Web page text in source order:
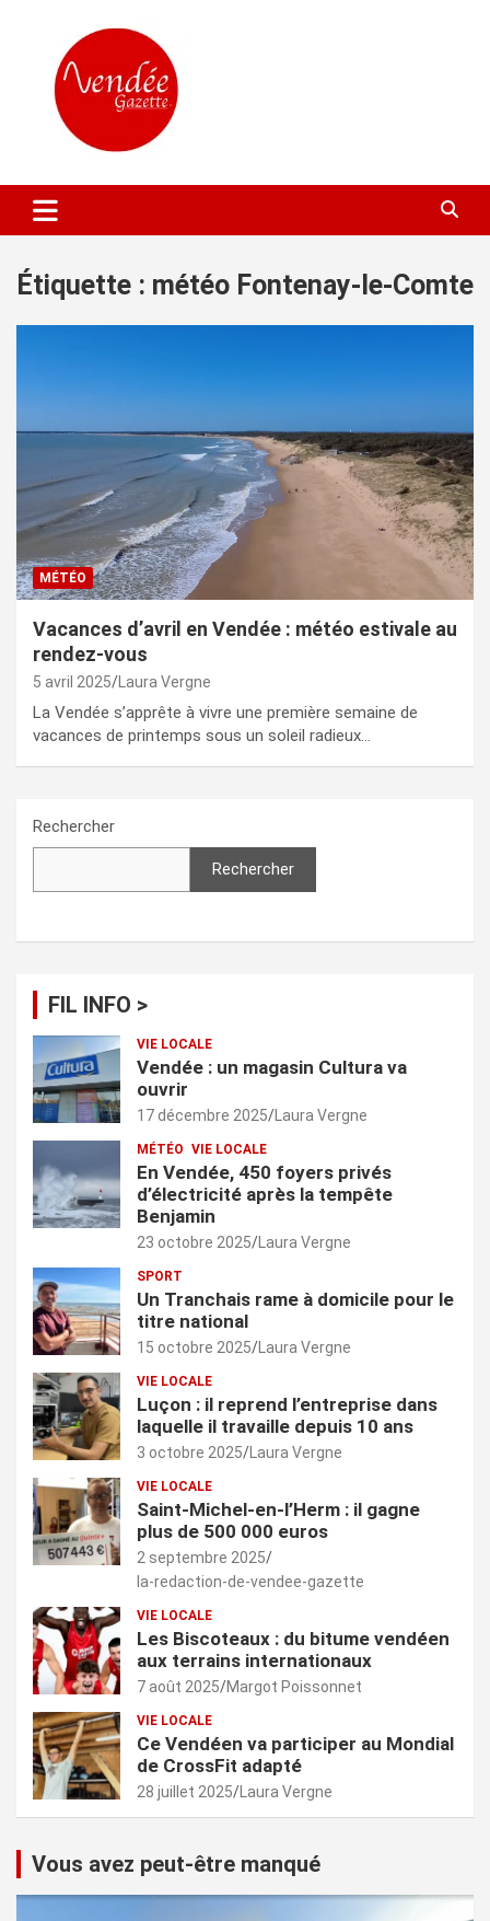
Vendée Gazette
Étiquette : météo Fontenay-le-Comte
MÉTÉO
Vacances d’avril en Vendée : météo estivale au
rendez-vous
5 avril 2025 Laura Vergne
La Vendée s’apprête à vivre une première semaine de
vacances de printemps sous un soleil radieux…
Rechercher
Rechercher
FIL INFO >
VIE LOCALE
Vendée : un magasin Cultura va
ouvrir
17 décembre 2025 Laura Vergne
MÉTÉO VIE LOCALE
En Vendée, 450 foyers privés
d’électricité après la tempête
Benjamin
23 octobre 2025 Laura Vergne
SPORT
Un Tranchais rame à domicile pour le
titre national
15 octobre 2025 Laura Vergne
VIE LOCALE
Luçon : il reprend l’entreprise dans
laquelle il travaille depuis 10 ans
3 octobre 2025 Laura Vergne
VIE LOCALE
Saint-Michel-en-l’Herm : il gagne
plus de 500 000 euros
2 septembre 2025
la-redaction-de-vendee-gazette
VIE LOCALE
Les Biscoteaux : du bitume vendéen
aux terrains internationaux
7 août 2025 Margot Poissonnet
VIE LOCALE
Ce Vendéen va participer au Mondial
de CrossFit adapté
28 juillet 2025 Laura Vergne
Vous avez peut-être manqué